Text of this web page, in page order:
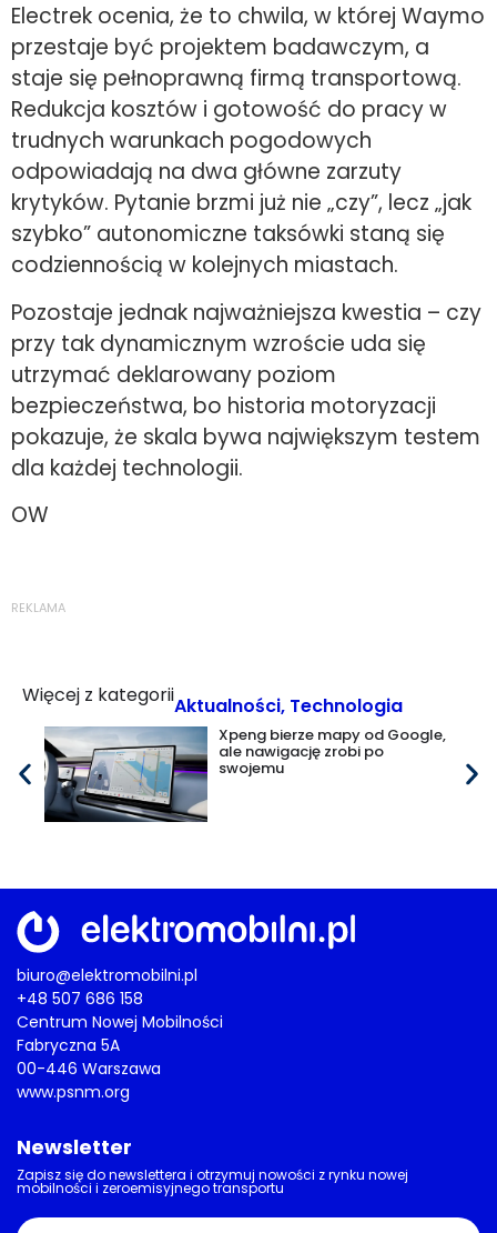
Electrek ocenia, że to chwila, w której Waymo
przestaje być projektem badawczym, a
staje się pełnoprawną firmą transportową.
Redukcja kosztów i gotowość do pracy w
trudnych warunkach pogodowych
odpowiadają na dwa główne zarzuty
krytyków. Pytanie brzmi już nie „czy”, lecz „jak
szybko” autonomiczne taksówki staną się
codziennością w kolejnych miastach.
Pozostaje jednak najważniejsza kwestia – czy
przy tak dynamicznym wzroście uda się
utrzymać deklarowany poziom
bezpieczeństwa, bo historia motoryzacji
pokazuje, że skala bywa największym testem
dla każdej technologii.
OW
REKLAMA
Więcej z kategoriiAktualności, Technologia
Xpeng bierze mapy od Google,
ale nawigację zrobi po
swojemu
biuro@elektromobilni.pl
+48 507 686 158
Centrum Nowej Mobilności
Fabryczna 5A
00-446 Warszawa
www.psnm.org
Newsletter
Zapisz się do newslettera i otrzymuj nowości z rynku nowej
mobilności i zeroemisyjnego transportu